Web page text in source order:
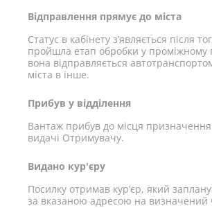
Відправлення прямує до міста
Статус в кабінету з’являється після
пройшла етап обробки у проміжному
вона відправляється
міста в інше.
Прибув у відділення
Вантаж прибув до місця призначення
видачі Отримувачу.
Видано кур'єру
Посилку отримав кур’єр, який
за вказаною адресою на визначений